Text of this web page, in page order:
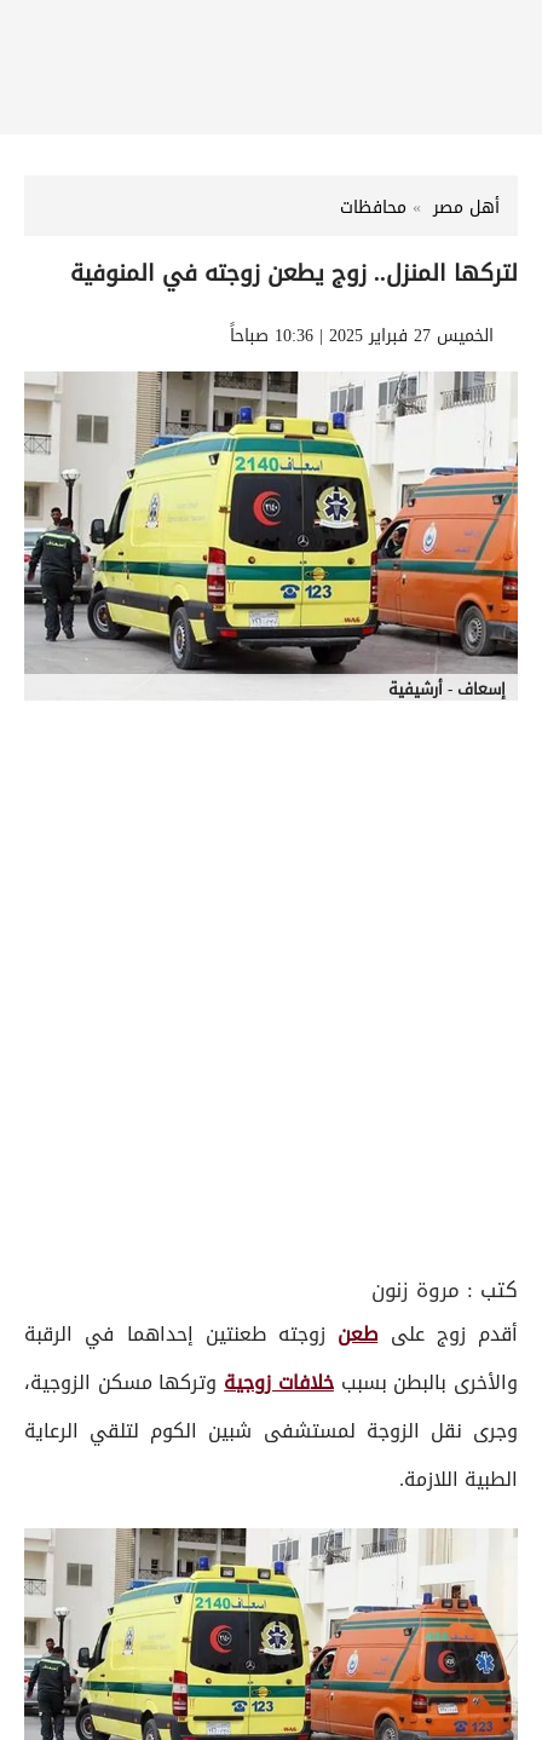
أهل مصر محافظات
لتركها المنزل.. زوج يطعن زوجته في المنوفية
الخميس 27 فبراير 2025 | 10:36 صباحاً
إسعاف - أرشيفية
كتب : مروة زنون
أقدم زوج علىطعن زوجته طعنتين إحداهما في الرقبة
والأخرى بالبطن بسببخلافات زوجيةوتركها مسكن الزوجية،
وجرى نقل الزوجة لمستشفى شبين الكوم لتلقي الرعاية
الطبية اللازمة.